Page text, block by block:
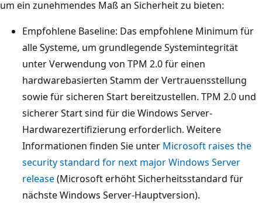
um ein zunehmendes Maß an Sicherheit zu bieten:
Empfohlene Baseline: Das empfohlene Minimum für
alle Systeme, um grundlegende Systemintegrität
unter Verwendung von TPM 2.0 für einen
hardwarebasierten Stamm der Vertrauensstellung
sowie für sicheren Start bereitzustellen. TPM 2.0 und
sicherer Start sind für die Windows Server-
Hardwarezertifizierung erforderlich. Weitere
Informationen finden Sie unter Microsoft raises the
security standard for next major Windows Server
release(Microsoft erhöht Sicherheitsstandard für
nächste Windows Server-Hauptversion).